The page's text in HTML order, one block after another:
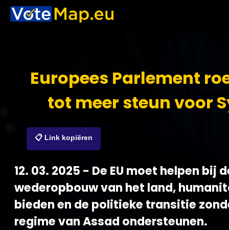
Europees Parlement
tot meer steun voor
📋 Link kopiëren
12. 03. 2025 - De EU moet helpen bij
wederopbouw van het land,
bieden en de politieke transitie
regime van Assad ondersteunen.